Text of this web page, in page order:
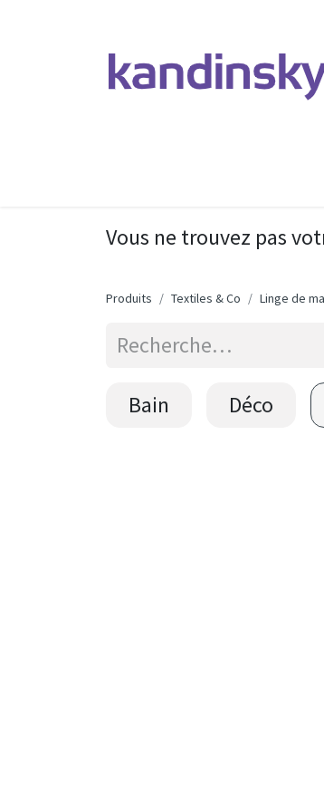
Vous ne trouvez pas
Produits Textiles & Co Linge de
Bain Déco